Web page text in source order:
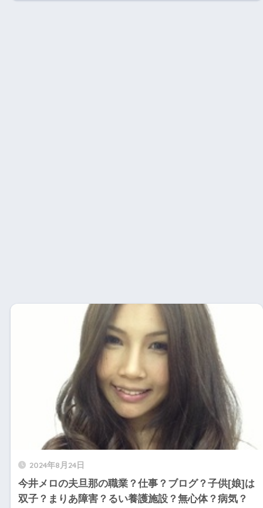
2024年8月24日
今井メロの夫旦那の職業？仕事？ブログ？子供[娘]は
双子？まりあ障害？るい養護施設？無心体？病気？